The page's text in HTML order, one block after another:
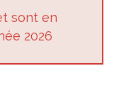
sont en
2026